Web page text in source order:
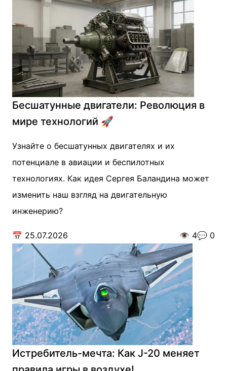
Бесшатунные двигатели: Революция в
мире технологий 🚀
Узнайте о бесшатунных двигателях и их
потенциале в авиации и беспилотных
технологиях. Как идея Сергея Баландина может
изменить наш взгляд на двигательную
инженерию?
📅 25.07.2026 👁️ 4💬 0
Истребитель-мечта: Как J-20 меняет